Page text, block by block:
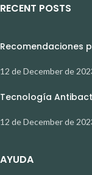
RECENT POSTS
Recomendaciones
12 de December de
Tecnología
12 de December de
AYUDA